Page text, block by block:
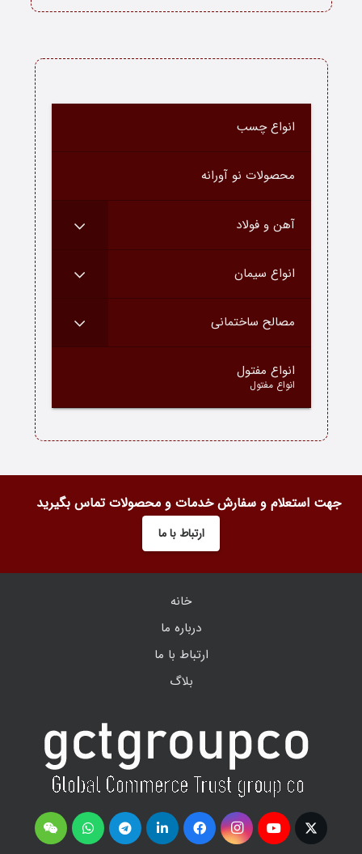
خانه
درباره ما
ارتباط با ما
دسته محصولات
بلاگ
انواع چسب
محصولات نو آورانه
آهن و فولاد
انواع سیمان
مصالح ساختمانی
انواع مفتول
انواع مفتول
جهت استعلام و سفارش خدمات و محصولات تماس بگیرید
ارتباط با ما
خانه
درباره ما
ارتباط با ما
بلاگ